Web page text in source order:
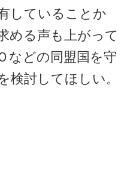
していることか
める声も上がって
などの同盟国を守
検討してほしい。